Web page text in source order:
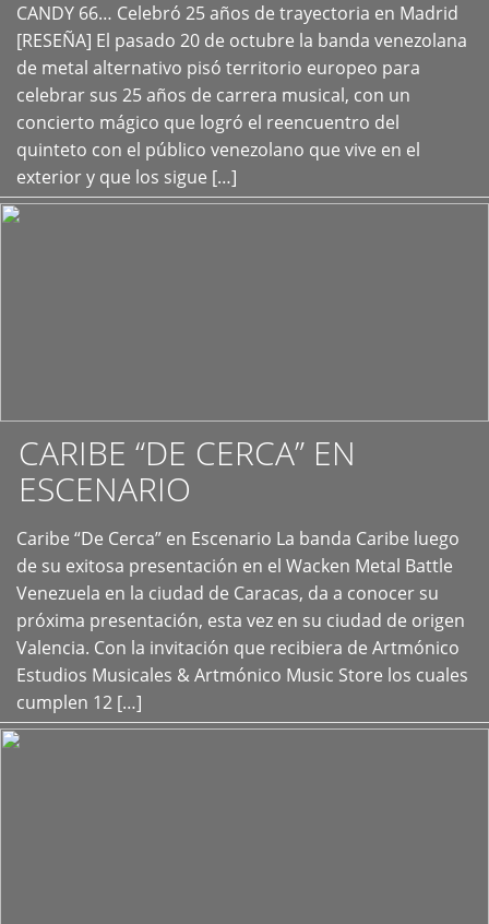
CANDY 66… Celebró 25 años de trayectoria en Madrid
[RESEÑA] El pasado 20 de octubre la banda venezolana
de metal alternativo pisó territorio europeo para
celebrar sus 25 años de carrera musical, con un
concierto mágico que logró el reencuentro del
quinteto con el público venezolano que vive en el
exterior y que los sigue […]
+
CARIBE “DE CERCA” EN
ESCENARIO
Caribe “De Cerca” en Escenario La banda Caribe luego
de su exitosa presentación en el Wacken Metal Battle
Venezuela en la ciudad de Caracas, da a conocer su
próxima presentación, esta vez en su ciudad de origen
Valencia. Con la invitación que recibiera de Artmónico
Estudios Musicales & Artmónico Music Store los cuales
cumplen 12 […]
+